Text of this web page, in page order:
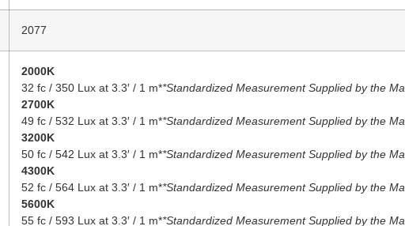
2077
2000K
32 fc / 350 Lux at 3.3′ / 1 m**Standardized Measurement Supplied by the
2700K
49 fc / 532 Lux at 3.3′ / 1 m**Standardized Measurement Supplied by the
3200K
50 fc / 542 Lux at 3.3′ / 1 m**Standardized Measurement Supplied by the
4300K
52 fc / 564 Lux at 3.3′ / 1 m**Standardized Measurement Supplied by the
5600K
55 fc / 593 Lux at 3.3′ / 1 m**Standardized Measurement Supplied by the